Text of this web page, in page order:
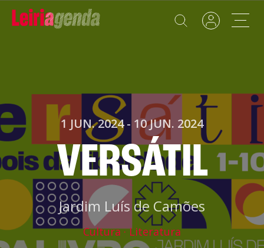
Sobre a Leiriagenda
Promotores
Clubes Desportivos
Contactos
Informações
Política de Privacidade
1 JUN. 2024 - 10 JUN. 2024
VERSÁTIL
Jardim Luís de Camões
Cultura Literatura
ROTEIROS EXISTENTES
CRIAR NOVO
Gravar